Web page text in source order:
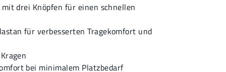
drei Knöpfen für einen schnellen
für verbesserten Tragekomfort und
bei minimalem Platzbedarf